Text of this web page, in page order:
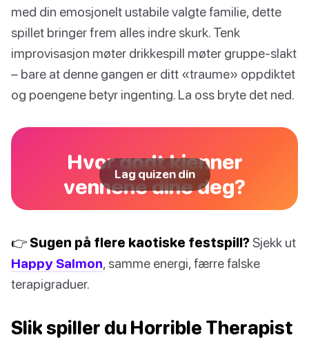
med din emosjonelt ustabile valgte familie, dette
spillet bringer frem alles indre skurk. Tenk
improvisasjon møter drikkespill møter gruppe-slakt
– bare at denne gangen er ditt «traume» oppdiktet
og poengene betyr ingenting. La oss bryte det ned.
Hvor godt kjenner
vennene dine deg?
Lag quizen din
👉 Sugen på flere kaotiske festspill? Sjekk ut
Happy Salmon, samme energi, færre falske
terapigraduer.
Slik spiller du Horrible Therapist